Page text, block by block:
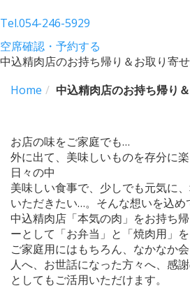
Tel.054-246-5929
空席確認・予約する
中込精肉店のお持ち帰り＆お取り寄せ
Home
中込精肉店のお持ち帰り
お店の味をご家庭でも…
外に出て、美味しいものを存分に
日々の中
美味しい食事で、少しでも元気に
いただきたい…。そんな想いを込め
中込精肉店「本気の肉」をお持ち
ーとして「お弁当」と「焼肉用」を
ご家庭用にはもちろん、なかなか
人へ、お世話になった方々へ、感
としてもご活用いただけます。